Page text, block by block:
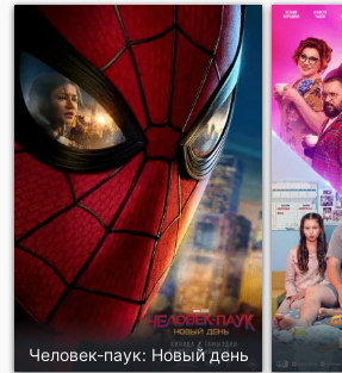
Человек-паук: Новый день